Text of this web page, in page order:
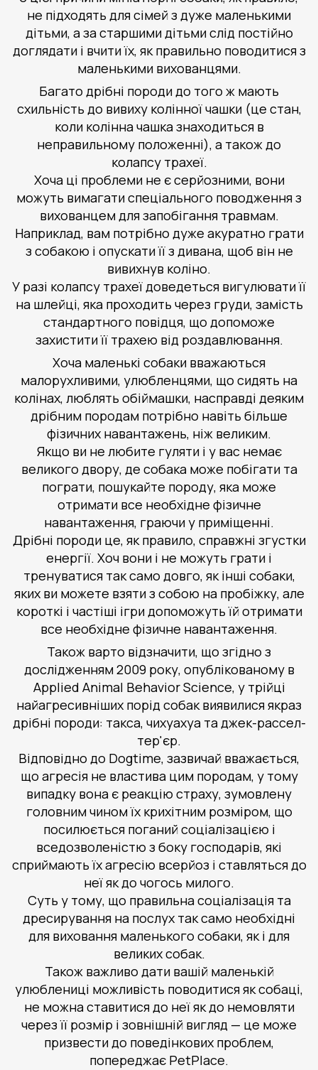
не підходять для сімей з дуже маленькими
дітьми, а за старшими дітьми слід постійно
доглядати і вчити їх, як правильно поводитися з
маленькими вихованцями.
Багато дрібні породи до того ж мають
схильність до вивиху колінної чашки (це стан,
коли колінна чашка знаходиться в
неправильному положенні), а також до
колапсу трахеї.
Хоча ці проблеми не є серйозними, вони
можуть вимагати спеціального поводження з
вихованцем для запобігання травмам.
Наприклад, вам потрібно дуже акуратно грати
з собакою і опускати її з дивана, щоб він не
вивихнув коліно.
У разі колапсу трахеї доведеться вигулювати її
на шлейці, яка проходить через груди, замість
стандартного повідця, що допоможе
захистити її трахею від роздавлювання.
Хоча маленькі собаки вважаються
малорухливими, улюбленцями, що сидять на
колінах, люблять обіймашки, насправді деяким
дрібним породам потрібно навіть більше
фізичних навантажень, ніж великим.
Якщо ви не любите гуляти і у вас немає
великого двору, де собака може побігати та
пограти, пошукайте породу, яка може
отримати все необхідне фізичне
навантаження, граючи у приміщенні.
Дрібні породи це, як правило, справжні згустки
енергії. Хоч вони і не можуть грати і
тренуватися так само довго, як інші собаки,
яких ви можете взяти з собою на пробіжку, але
короткі і частіші ігри допоможуть їй отримати
все необхідне фізичне навантаження.
Також варто відзначити, що згідно з
дослідженням 2009 року, опублікованому в
Applied Animal Behavior Science, у трійці
найагресивніших порід собак виявилися якраз
дрібні породи: такса, чихуахуа та джек-рассел-
тер'єр.
Відповідно до Dogtime, зазвичай вважається,
що агресія не властива цим породам, у тому
випадку вона є реакцію страху, зумовлену
головним чином їх крихітним розміром, що
посилюється поганий соціалізацією і
вседозволеністю з боку господарів, які
сприймають їх агресію всерйоз і ставляться до
неї як до чогось милого.
Суть у тому, що правильна соціалізація та
дресирування на послух так само необхідні
для виховання маленького собаки, як і для
великих собак.
Також важливо дати вашій маленькій
улюблениці можливість поводитися як собаці,
не можна ставитися до неї як до немовляти
через її розмір і зовнішній вигляд — це може
призвести до поведінкових проблем,
попереджає PetPlace.